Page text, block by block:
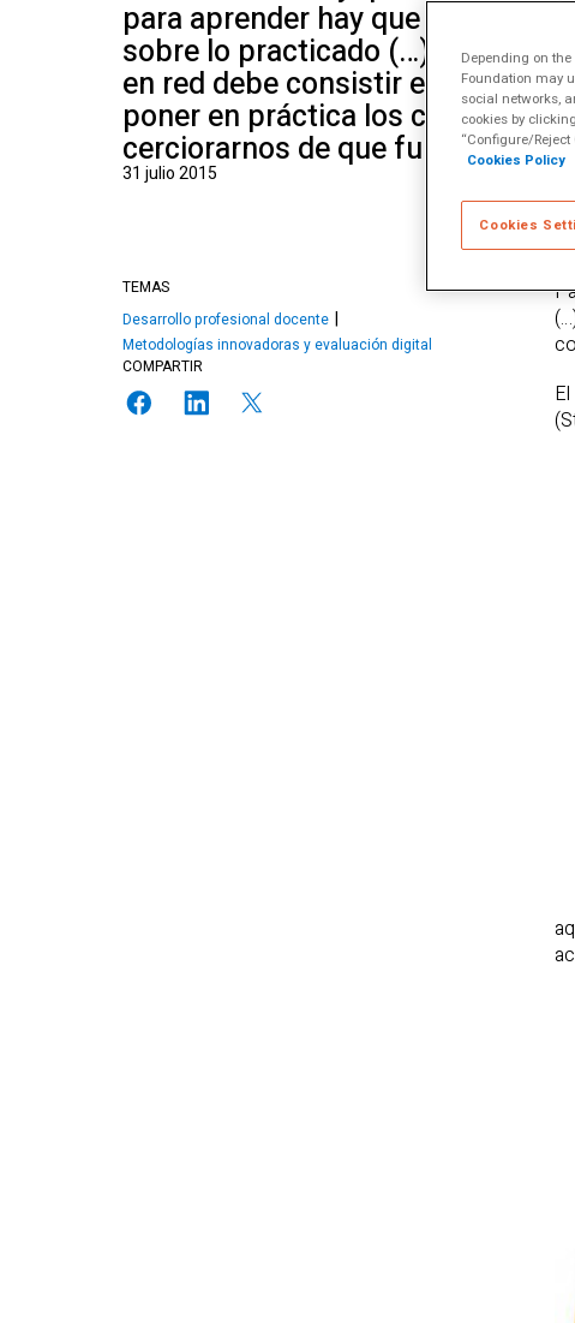
Escuela de
Múltiples
para aprender hay que practicar y
sobre lo practicado (…).El
en red debe consistir en agregar,
poner en práctica los
cerciorarnos de que funciona.
31 julio 2015
TEMAS
Desarrollo profesional docente
Metodologías innovadoras y evaluación digital
COMPARTIR
Depending on
Foundation may
social networks,
cookies by
“Configure/
Cookies Policy
Cookies